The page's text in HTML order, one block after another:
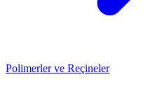
Polimerler ve Reçineler